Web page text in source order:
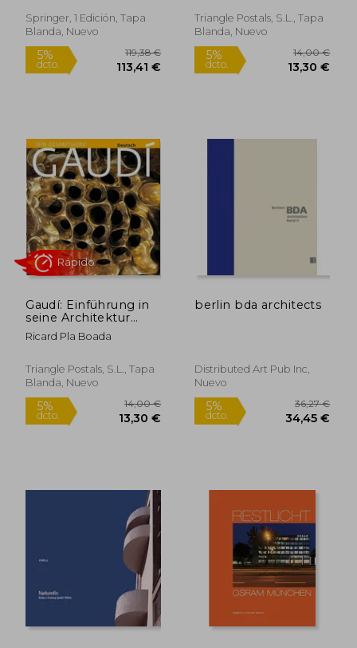
16,00 €
5%
dcto.
67,26 €
63,90 €
Springer, 1 Edición, Tapa
Blanda, Nuevo
Triangle Postals, S.L., Tapa
Blanda, Nuevo
Gaudí: Einführung in
seine Architektur
(Sèrie 4)
Ricard Pla Boada
Triangle Postals, S.L., Tapa
Blanda, Nuevo
berlin bda architects
Distributed Art Pub Inc,
Nuevo